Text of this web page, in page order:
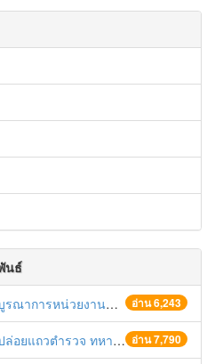
นธ์
อ่าน 6,243
านค้าที่ยังฝ่าฝืนตั้งร้านค้ารุกล้ำเขตพื้นที่ทางหลวง เตรียมความปลอดภัยก่อนเทศกาลสงกรานต์
อ่าน 7,790
ถานีขนส่งรถโดยสาร วินรถตู้ และสถานีรถไฟ เตรียมรับมือเทศกาลสงกรานต์